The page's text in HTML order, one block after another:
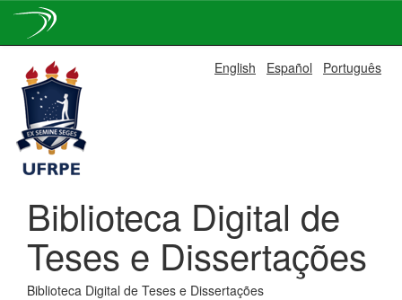
navigation
English Español Português
Biblioteca Digital de
Teses e Dissertações
Biblioteca Digital de Teses e Dissertações